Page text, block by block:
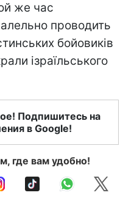
же час
проводить
бойовиків
ізраїльського
Подпишитесь на
в Google!
где вам удобно!